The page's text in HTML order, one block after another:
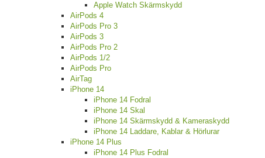
Apple Watch Skärmskydd
AirPods 4
AirPods Pro 3
AirPods 3
AirPods Pro 2
AirPods 1/2
AirPods Pro
AirTag
iPhone 14
iPhone 14 Fodral
iPhone 14 Skal
iPhone 14 Skärmskydd & Kameraskydd
iPhone 14 Laddare, Kablar & Hörlurar
iPhone 14 Plus
iPhone 14 Plus Fodral